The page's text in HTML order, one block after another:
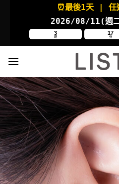
⏰最後1天 | 任
2026/08/11(週
3
時
17
分